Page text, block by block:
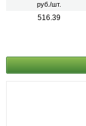
руб./шт.
516.39